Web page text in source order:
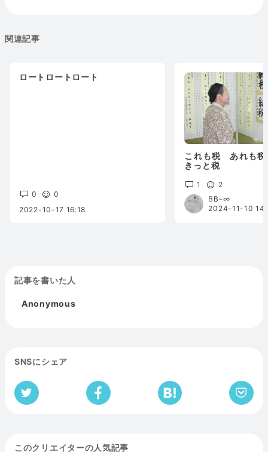
関連記事
ロートロートロート
0
0
2022-10-17 16:18
これも税 あれも
きっと税
1
2
B₿-∞
2024-11-10
記事を書いた人
Anonymous
SNSにシェア
このクリエイターの人気記事